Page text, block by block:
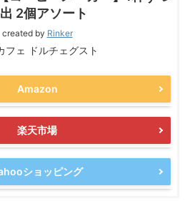
2個アソート
created by Rinker
フェ ドルチェグスト
Amazon
楽天市場
ショッピング